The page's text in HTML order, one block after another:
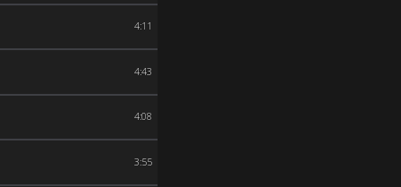
4:11
4:43
4:08
3:55